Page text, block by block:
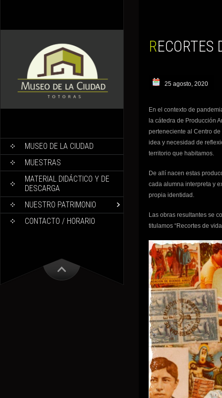
MUSEO DE LA CIUDAD
MUESTRAS
MATERIAL DIDÁCTICO Y DE
DESCARGA
NUESTRO PATRIMONIO
CONTACTO / HORARIO
25 agosto, 2020
En el contexto de
la cátedra de Producción
perteneciente al Centro de
idea y necesidad de
territorio que habitamos.
De allí nacen estas
cada alumna interpreta y
propia identidad.
Las obras resultantes se
titulamos “Recortes de